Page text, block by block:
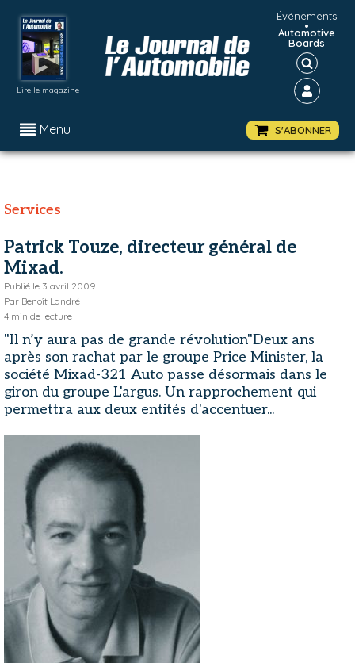
Lire le magazine
Événements
•
Automotive
Boards
Menu S'ABONNER
Services
Patrick Touze, directeur général de
Mixad.
Publié le 3 avril 2009
Par Benoît Landré
4 min de lecture
"Il n’y aura pas de grande révolution"Deux ans
après son rachat par le groupe Price Minister, la
société Mixad-321 Auto passe désormais dans le
giron du groupe L'argus. Un rapprochement qui
permettra aux deux entités d'accentuer...